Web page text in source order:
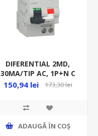
DIFERENTIAL 2MD,
30MA/TIP AC, 1P+N C
10A, 4.5KA, RCBO, EZ
150,94 lei 173,30 lei
ADAUGĂ ȊN COŞ